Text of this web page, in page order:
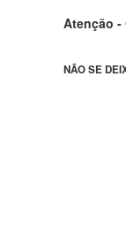
Atenção -
NÃO SE